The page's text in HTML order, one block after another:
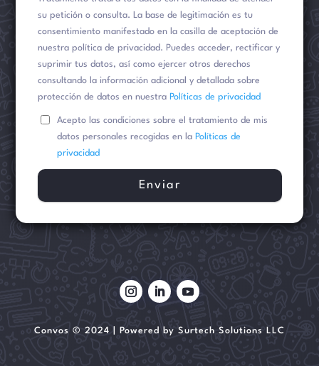
su petición o consulta. La base de legitimación es tu
consentimiento manifestado en la casilla de aceptación de
nuestra política de privacidad. Puedes acceder, rectificar y
suprimir tus datos, así como ejercer otros derechos
consultando la información adicional y detallada sobre
protección de datos en nuestra Políticas de privacidad
Acepto las condiciones sobre el tratamiento de mis
datos personales recogidas en la Políticas de
privacidad
Convos © 2024 | Powered by Surtech Solutions LLC